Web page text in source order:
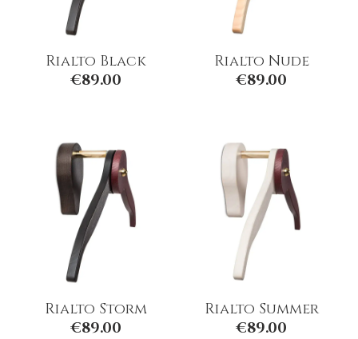
Rialto Black
€89.00
Rialto Nude
€89.00
Rialto Storm
€89.00
Rialto Summer
€89.00